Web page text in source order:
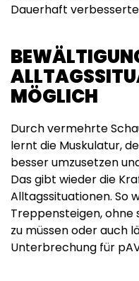
Dauerhaft
MÖGLICH
Durch vermehrte
lernt die Muskulatur,
besser umzusetzen
Das gibt wieder die
Alltagssituationen. So
Treppensteigen,
zu müssen oder auch
Unterbrechung für